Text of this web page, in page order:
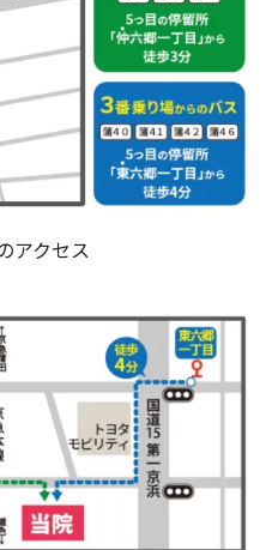
アクセス